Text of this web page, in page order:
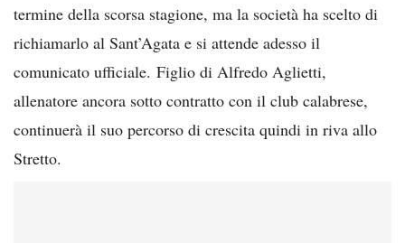
termine della scorsa stagione, ma la società ha scelto di
richiamarlo al Sant’Agata e si attende adesso il
comunicato ufficiale. Figlio di Alfredo Aglietti,
allenatore ancora sotto contratto con il club calabrese,
continuerà il suo percorso di crescita quindi in riva allo
Stretto.